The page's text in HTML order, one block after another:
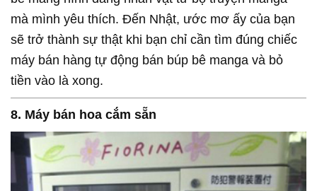
mà mình yêu thích. Đến Nhật, ước mơ ấy của bạn
sẽ trở thành sự thật khi bạn chỉ cần tìm đúng chiếc
máy bán hàng tự động bán búp bê manga và bỏ
tiền vào là xong.
8. Máy bán hoa cắm sẵn